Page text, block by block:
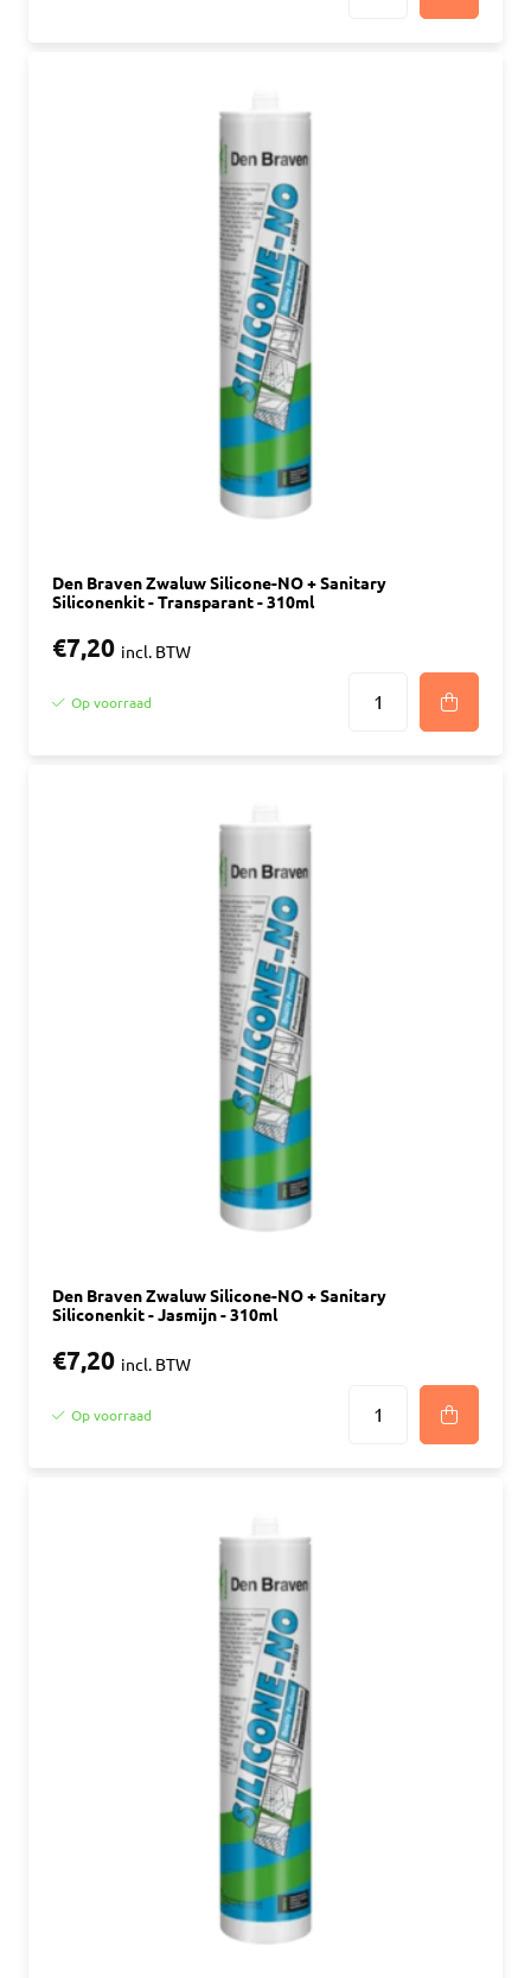
Den Braven Zwaluw Silicone-NO + Sanitary
Siliconenkit - Transparant - 310ml
€7,20 incl. BTW
Op voorraad
Den Braven Zwaluw Silicone-NO + Sanitary
Siliconenkit - Jasmijn - 310ml
€7,20 incl. BTW
Op voorraad